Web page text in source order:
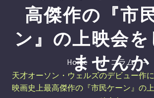
高傑作の『市
ン』の上映会
ませんか
Home
コラム
天才オーソン・ウェルズのデビュー作
映画史上最高傑作の『市民ケーン』の